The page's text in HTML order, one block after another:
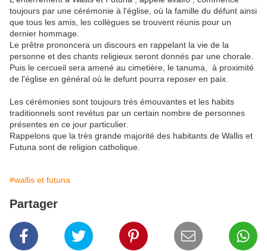
toujours par une cérémonie à l'église, où la famille du défunt ainsi
que tous les amis, les collègues se trouvent réunis pour un
dernier hommage.
Le prêtre prononcera un discours en rappelant la vie de la
personne et des chants religieux seront donnés par une chorale.
Puis le cercueil sera amené au cimetière, le tanuma, à proximité
de l'église en général où le defunt pourra reposer en paix.
Les cérémonies sont toujours très émouvantes et les habits
traditionnels sont revétus par un certain nombre de personnes
présentes en ce jour particulier.
Rappelons que la très grande majorité des habitants de Wallis et
Futuna sont de religion catholique.
#wallis et futuna
Partager